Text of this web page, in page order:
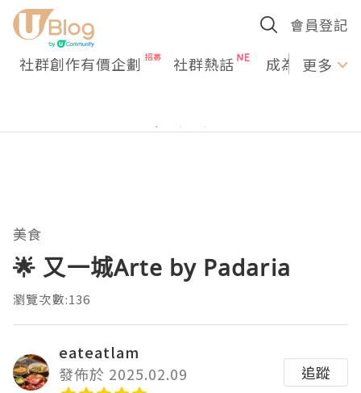
會員登記
社群創作有價企劃 社群熱話 成為U更多
美食
🌟 又一城Arte by Padaria
瀏覽次數:136
eateatlam
發佈於 2025.02.09
追蹤